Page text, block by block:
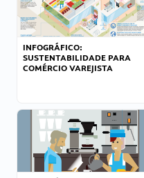
INFOGRÁFICO:
SUSTENTABILIDADE PARA
COMÉRCIO VAREJISTA